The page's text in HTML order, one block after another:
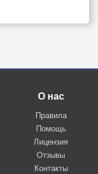
О нас
Правила
Помощь
Лицензия
Отзывы
Контакты